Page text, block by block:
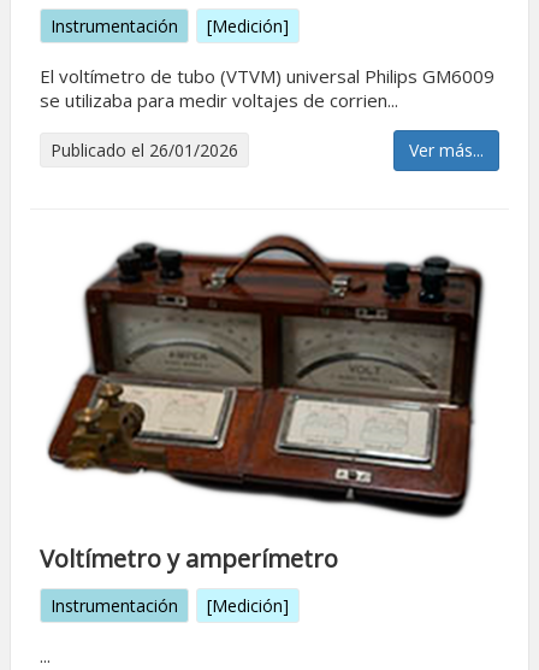
Instrumentación [Medición]
El voltímetro de tubo (VTVM) universal Philips GM6009
se utilizaba para medir voltajes de corrien...
Publicado el 26/01/2026 Ver más...
Voltímetro y amperímetro
Instrumentación [Medición]
...